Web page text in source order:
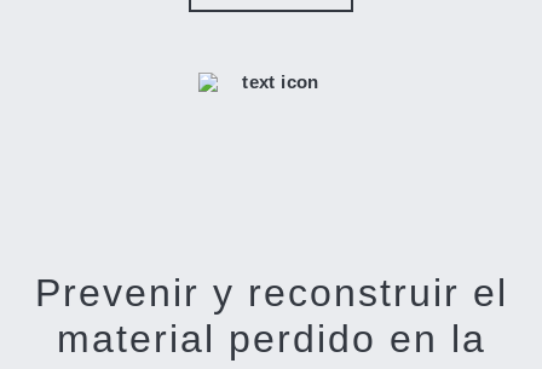
Prevenir y reconstruir el
material perdido en la